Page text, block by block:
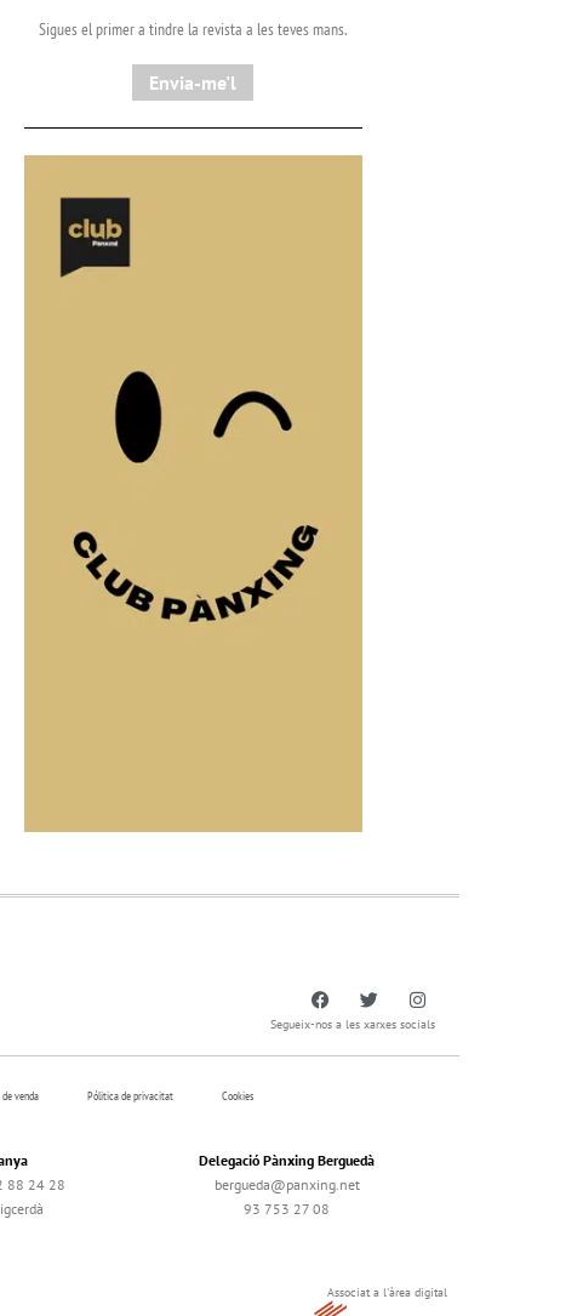
Sigues el primer a tindre la revista a les teves mans.
Envia-me'l
Segueix-nos a les xarxes socials
venda Pólitica de privacitat Cookies
88 24 28
Delegació Pànxing Berguedà
bergueda@panxing.net
93 753 27 08
Associat a l'àrea digital